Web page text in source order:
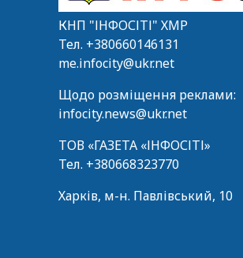
КНП "ІНФОСІТІ" ХМР
Тел. +380660146131
me.infocity@ukr.net
Щодо розміщення реклами:
infocity.news@ukr.net
ТОВ «ГАЗЕТА «ІНФОСІТІ»
Тел. +380668323770
Харків, м-н. Павлівський, 10